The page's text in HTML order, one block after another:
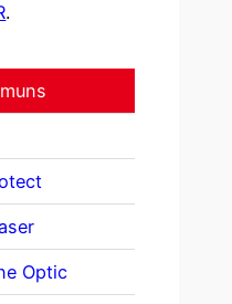
Optic
.